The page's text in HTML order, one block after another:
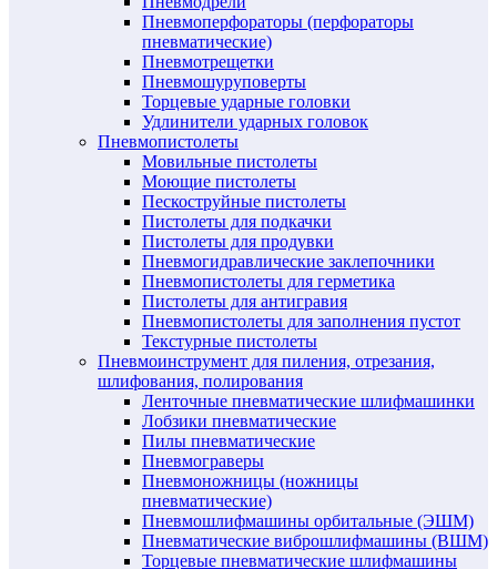
Пневмоперфораторы (перфораторы
пневматические)
Пневмотрещетки
Пневмошуруповерты
Торцевые ударные головки
Удлинители ударных головок
Пневмопистолеты
Мовильные пистолеты
Моющие пистолеты
Пескоструйные пистолеты
Пистолеты для подкачки
Пистолеты для продувки
Пневмогидравлические заклепочники
Пневмопистолеты для герметика
Пистолеты для антигравия
Пневмопистолеты для заполнения пустот
Текстурные пистолеты
Пневмоинструмент для пиления, отрезания,
шлифования, полирования
Ленточные пневматические шлифмашинки
Лобзики пневматические
Пилы пневматические
Пневмограверы
Пневмоножницы (ножницы
пневматические)
Пневмошлифмашины орбитальные (ЭШМ)
Пневматические виброшлифмашины (ВШМ)
Торцевые пневматические шлифмашины